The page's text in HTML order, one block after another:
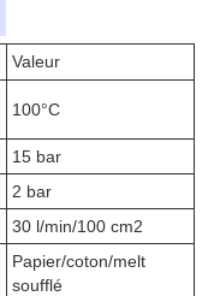
Valeur
100°C
15 bar
2 bar
30 l/min/100 cm2
Papier/coton/melt
soufflé